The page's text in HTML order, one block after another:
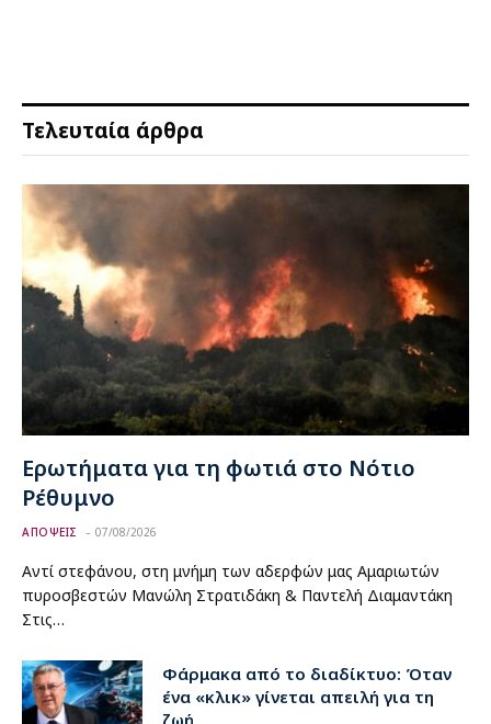
Τελευταία άρθρα
Ερωτήματα για τη φωτιά στο Νότιο
Ρέθυμνο
ΑΠΟΨΕΙΣ 07/08/2026
Αντί στεφάνου, στη μνήμη των αδερφών μας Αμαριωτών
πυροσβεστών Μανώλη Στρατιδάκη & Παντελή Διαμαντάκη
Στις…
Φάρμακα από το διαδίκτυο: Όταν
ένα «κλικ» γίνεται απειλή για τη